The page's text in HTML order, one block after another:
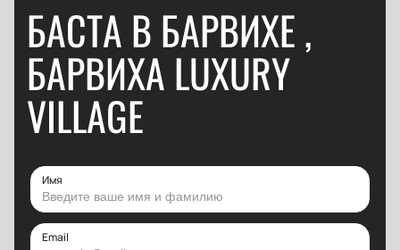
БАСТА В БАРВИХЕ ,
БАРВИХА LUXURY
VILLAGE
Имя
Email